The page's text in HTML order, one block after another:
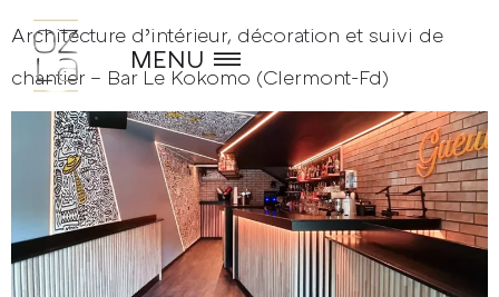
MENU
Architecture d’intérieur, décoration et suivi de
chantier – Bar Le Kokomo (Clermont-Fd)